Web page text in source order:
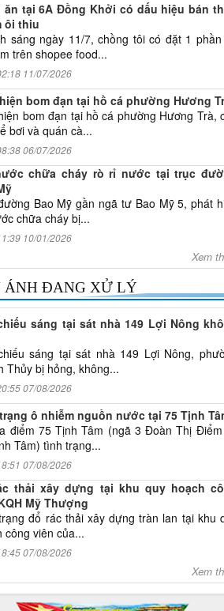
ăn tại 6A Đồng Khởi có dấu hiệu bán
ôi thiu
sáng ngày 11/7, chồng tôi có đặt 1 phần
trên shopee food...
11/07/2026
bom đạn tại hồ cá phường Hương
bom đạn tại hồ cá phường Hương Trà,
bơi và quán cà...
06/07/2026
chữa cháy rò rỉ nước tại trục
Bao Mỹ gần ngã tư Bao Mỹ 5, phát
chữa cháy bị...
10/01/2026
Xem
ÁNH ĐANG XỬ LÝ
sáng tại sát nhà 149 Lợi Nông
sáng tại sát nhà 149 Lợi Nông,
Thủy bị hỏng, không...
07/08/2026
ô nhiễm nguồn nước tại 75 Tịnh
điểm 75 Tịnh Tâm (ngã 3 Đoàn Thị
Tâm) tình trạng...
07/08/2026
thải xây dựng tại khu quy hoạch
Mỹ Thượng
đổ rác thải xây dựng tràn lan tại khu
công viên của...
07/08/2026
Xem